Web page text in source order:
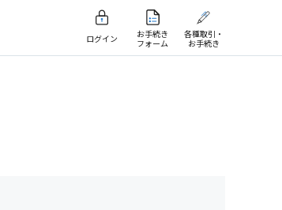
ログイン
お手続き
フォーム
各種取引・
お手続き